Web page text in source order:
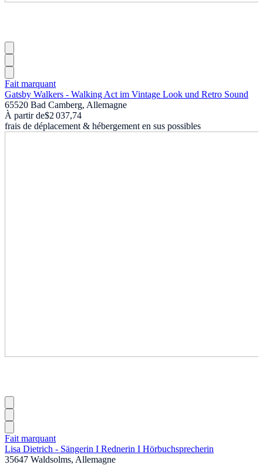
Fait marquant
Gatsby Walkers - Walking Act im Vintage Look und Retro Sound
65520 Bad Camberg, Allemagne
À partir de$2 037,74
frais de déplacement & hébergement en sus possibles
Fait marquant
Lisa Dietrich - Sängerin I Rednerin I Hörbuchsprecherin
35647 Waldsolms, Allemagne